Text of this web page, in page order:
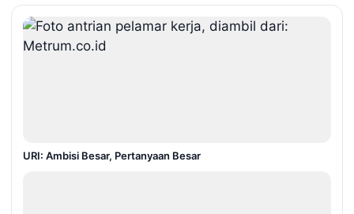
URI: Ambisi Besar, Pertanyaan Besar